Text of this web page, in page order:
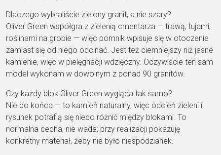
Dlaczego wybraliście zielony granit, a nie szary?
Oliver Green współgra z zielenią cmentarza — trawą, tujami,
roślinami na grobie — więc pomnik wpisuje się w otoczenie
zamiast się od niego odcinać. Jest też ciemniejszy niż jasne
kamienie, więc w pielęgnacji wdzięczny. Oczywiście ten sam
model wykonam w dowolnym z ponad 90 granitów.
Czy każdy blok Oliver Green wygląda tak samo?
Nie do końca — to kamień naturalny, więc odcień zieleni i
rysunek potrafią się nieco różnić między blokami. To
normalna cecha, nie wada; przy realizacji pokazuję
konkretny materiał, żeby nie było niespodzianek.